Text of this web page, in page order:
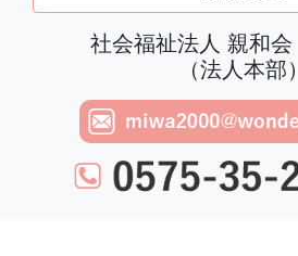
社会福祉法人 親和会
（法人本部）